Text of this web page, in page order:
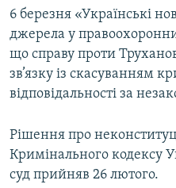
Усі сайти RFE/RL
6 березня «Українські
джерела у
що справу проти
зв’язку із скасуванням
відповідальності за
Рішення про
Кримінального кодексу
суд прийняв 26 лютого.